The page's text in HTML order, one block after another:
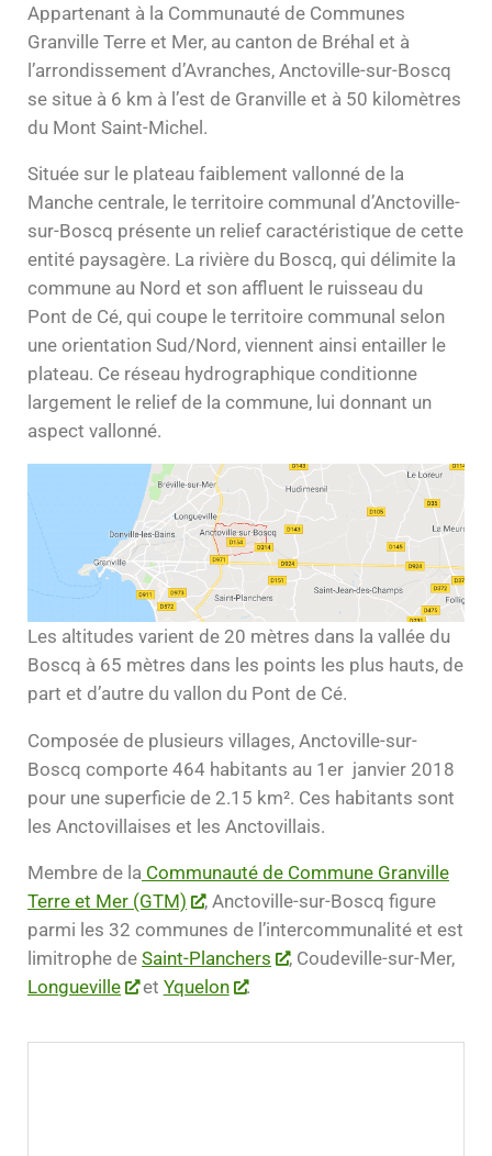
Appartenant à la Communauté de Communes
Granville Terre et Mer, au canton de Bréhal et à
l’arrondissement d’Avranches, Anctoville-sur-Boscq
se situe à 6 km à l’est de Granville et à 50 kilomètres
du Mont Saint-Michel.
Située sur le plateau faiblement vallonné de la
Manche centrale, le territoire communal d’Anctoville-
sur-Boscq présente un relief caractéristique de cette
entité paysagère. La rivière du Boscq, qui délimite la
commune au Nord et son affluent le ruisseau du
Pont de Cé, qui coupe le territoire communal selon
une orientation Sud/Nord, viennent ainsi entailler le
plateau. Ce réseau hydrographique conditionne
largement le relief de la commune, lui donnant un
aspect vallonné.
Les altitudes varient de 20 mètres dans la vallée du
Boscq à 65 mètres dans les points les plus hauts, de
part et d’autre du vallon du Pont de Cé.
Composée de plusieurs villages, Anctoville-sur-
Boscq comporte 464 habitants au 1er janvier 2018
pour une superficie de 2.15 km². Ces habitants sont
les Anctovillaises et les Anctovillais.
Membre de la Communauté de Commune Granville
Terre et Mer (GTM)
, Anctoville-sur-Boscq figure
parmi les 32 communes de l’intercommunalité et est
limitrophe de Saint-Planchers
, Coudeville-sur-Mer,
Longueville
et Yquelon .